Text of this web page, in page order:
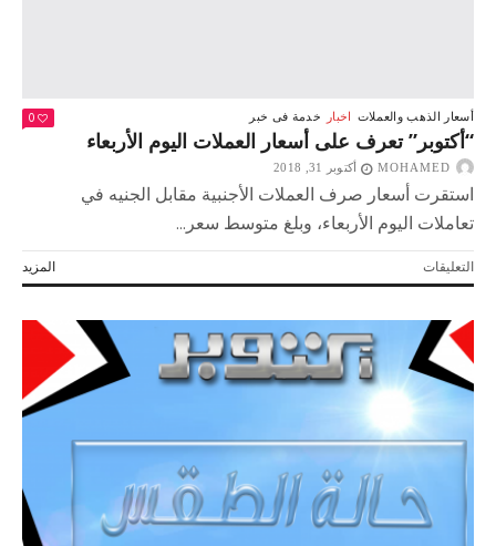
أسعار الذهب والعملات اخبار خدمة فى خبر 0
“أكتوبر” تعرف على أسعار العملات اليوم الأربعاء
MOHAMED أكتوبر 31, 2018
استقرت أسعار صرف العملات الأجنبية مقابل الجنيه في
تعاملات اليوم الأربعاء، وبلغ متوسط سعر...
المزيد التعليقاتعلى
“أكتوبر”
على
أسعار
العملات
مغلقة